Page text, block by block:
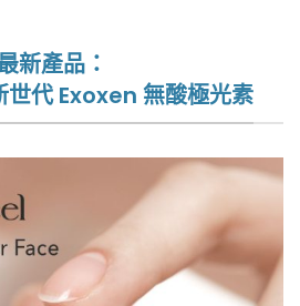
新產品：
代 Exoxen 無酸極光素